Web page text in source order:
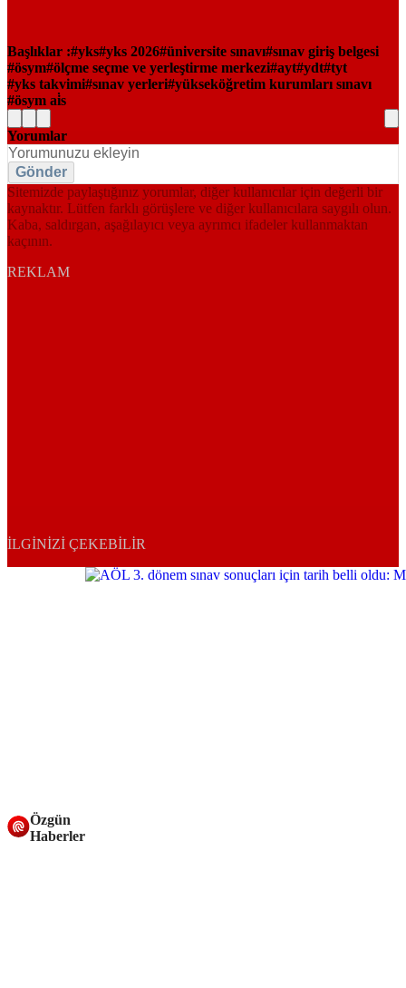
Başlıklar : yks yks 2026 üniversite sınavı sınav giriş belgesi
ösym ölçme seçme ve yerleştirme merkezi ayt ydt tyt
yks takvimi sınav yerleri yükseköğretim kurumları sınavı
ösym ai̇s
Yorumlar
Gönder
Sitemizde paylaştığınız yorumlar, diğer kullanıcılar için değerli bir
kaynaktır. Lütfen farklı görüşlere ve diğer kullanıcılara saygılı olun.
Kaba, saldırgan, aşağılayıcı veya ayrımcı ifadeler kullanmaktan
kaçının.
REKLAM
İLGINIZI ÇEKEBILIR
Özgün
Haberler